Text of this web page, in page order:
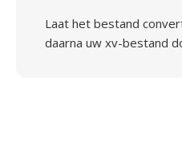
Laat het bestand
daarna uw xv-bestand